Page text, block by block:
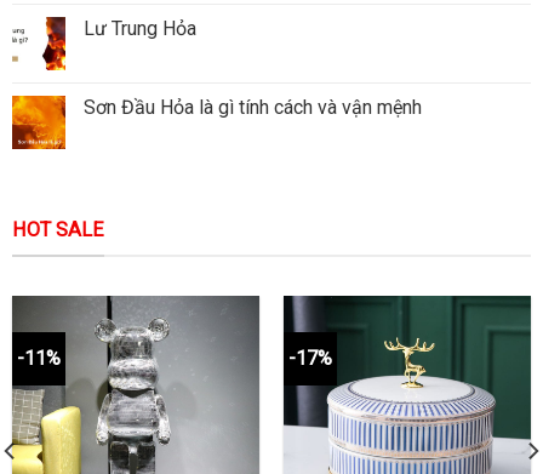
Lư Trung Hỏa
Sơn Đầu Hỏa là gì tính cách và vận mệnh
HOT SALE
-11% -17%